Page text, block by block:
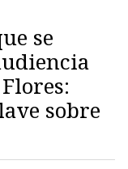
se
sobre